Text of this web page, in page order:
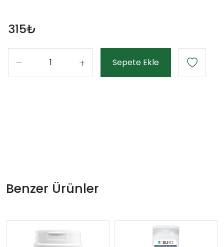
315₺
Sepete Ekle
Benzer Ürünler